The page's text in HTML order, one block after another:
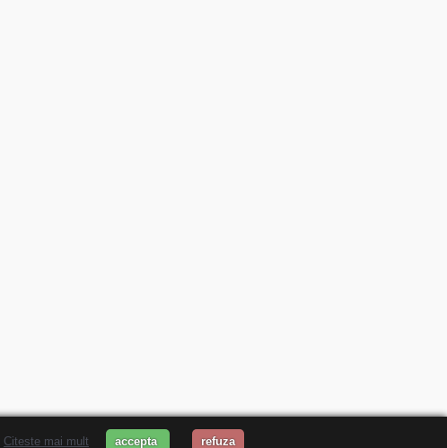
Citeste mai mult accepta refuza